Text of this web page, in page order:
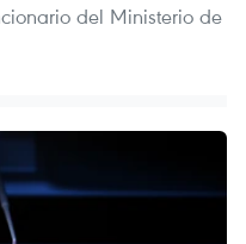
del Ministerio de